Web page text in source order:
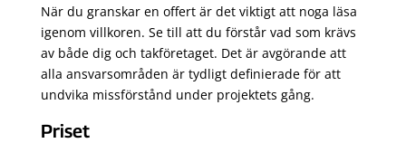
När du granskar en offert är det viktigt att noga läsa
igenom villkoren. Se till att du förstår vad som krävs
av både dig och takföretaget. Det är avgörande att
alla ansvarsområden är tydligt definierade för att
undvika missförstånd under projektets gång.
Priset